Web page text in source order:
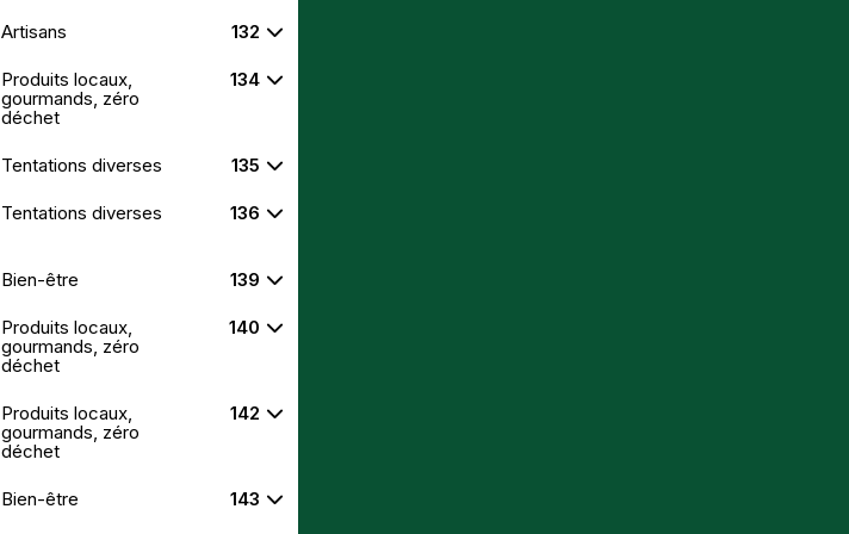
Artisans 132
Produits locaux,
gourmands, zéro
déchet
134
Tentations diverses 135
Tentations diverses 136
Bien-être 139
Produits locaux,
gourmands, zéro
déchet
140
Produits locaux,
gourmands, zéro
déchet
142
Bien-être 143